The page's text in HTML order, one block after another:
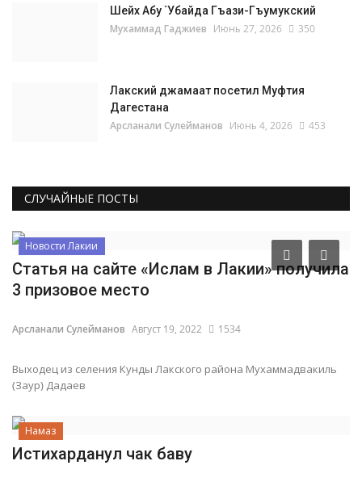
Шейх Абу `Убайда Гъази-Гъумукский
Мухаммад Гаджиев Июнь 27, 2026 350
Лакский джамаат посетил Муфтия
Дагестана
Арсланали Сулейманов Июнь 4, 2026 453
СЛУЧАЙНЫЕ ПОСТЫ
Новости Лакии
Статья на сайте «Ислам в Лакии‎»‎ получила
3 призовое место
Арсланали Сулейманов Август 19, 2022 1534
Выходец из селения Кунды Лакского района Мухаммадвакиль
(Заур) Дадаев
Намаз
Истихарданул чак баву